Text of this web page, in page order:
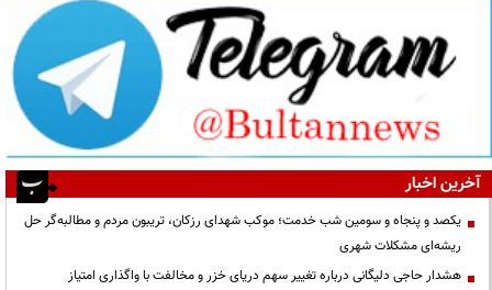
آخرین اخبار
یکصد و پنجاه و سومین شب خدمت؛ موکب شهدای رزکان، تریبون مردم و مطالبه‌گر حل
ریشه‌ای مشکلات شهری
هشدار حاجی دلیگانی درباره تغییر سهم دریای خزر و مخالفت با واگذاری امتیاز